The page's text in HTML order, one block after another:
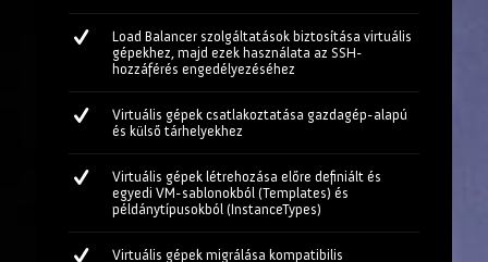
Load Balancer szolgáltatások biztosítása virtuális
gépekhez, majd ezek használata az SSH-
hozzáférés engedélyezéséhez
Virtuális gépek csatlakoztatása gazdagép-alapú
és külső tárhelyekhez
Virtuális gépek létrehozása előre definiált és
egyedi VM-sablonokból (Templates) és
példánytípusokból (InstanceTypes)
Virtuális gépek migrálása kompatibilis